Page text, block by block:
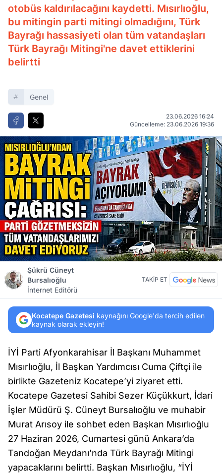
otobüs kaldırılacağını kaydetti. Mısırlıoğlu,
bu mitingin parti mitingi olmadığını, Türk
Bayrağı hassasiyeti olan tüm vatandaşları
Türk Bayrağı Mitingi'ne davet ettiklerini
belirtti
Genel
23.06.2026 16:24
Güncelleme: 23.06.2026 19:36
Şükrü Cüneyt
Bursalıoğlu
İnternet Editörü
TAKİP ET
Kocatepe Gazetesi kaynağını Google'da tercih edilen
kaynak olarak ekleyin!
İYİ Parti Afyonkarahisar İl Başkanı Muhammet
Mısırlıoğlu, İl Başkan Yardımcısı Cuma Çiftçi ile
birlikte Gazeteniz Kocatepe’yi ziyaret etti.
Kocatepe Gazetesi Sahibi Sezer Küçükkurt, İdari
İşler Müdürü Ş. Cüneyt Bursalıoğlu ve muhabir
Murat Arısoy ile sohbet eden Başkan Mısırlıoğlu
27 Haziran 2026, Cumartesi günü Ankara’da
Tandoğan Meydanı’nda Türk Bayrağı Mitingi
yapacaklarını belirtti. Başkan Mısırlıoğlu, “İYİ